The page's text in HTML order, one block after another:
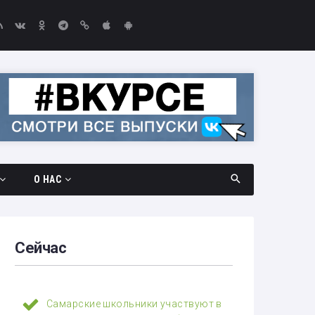
О НАС
Выборы-2026
Сейчас
Самарские школьники участвуют в